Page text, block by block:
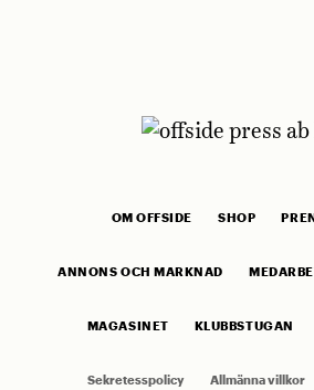
OM OFFSIDE SHOP
ANNONS OCH MARKNAD
MAGASINET KLUBBSTUGAN
Sekretesspolicy Allmänna villkor